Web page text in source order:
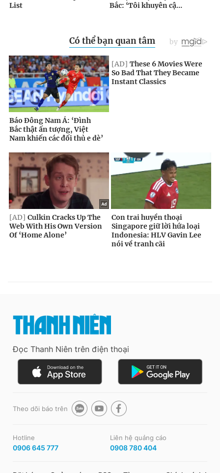
Đọc Thanh Niên trên điện thoại
Theo dõi báo trên
Hotline
0906 645 777
Liên hệ quảng cáo
0908 780 404